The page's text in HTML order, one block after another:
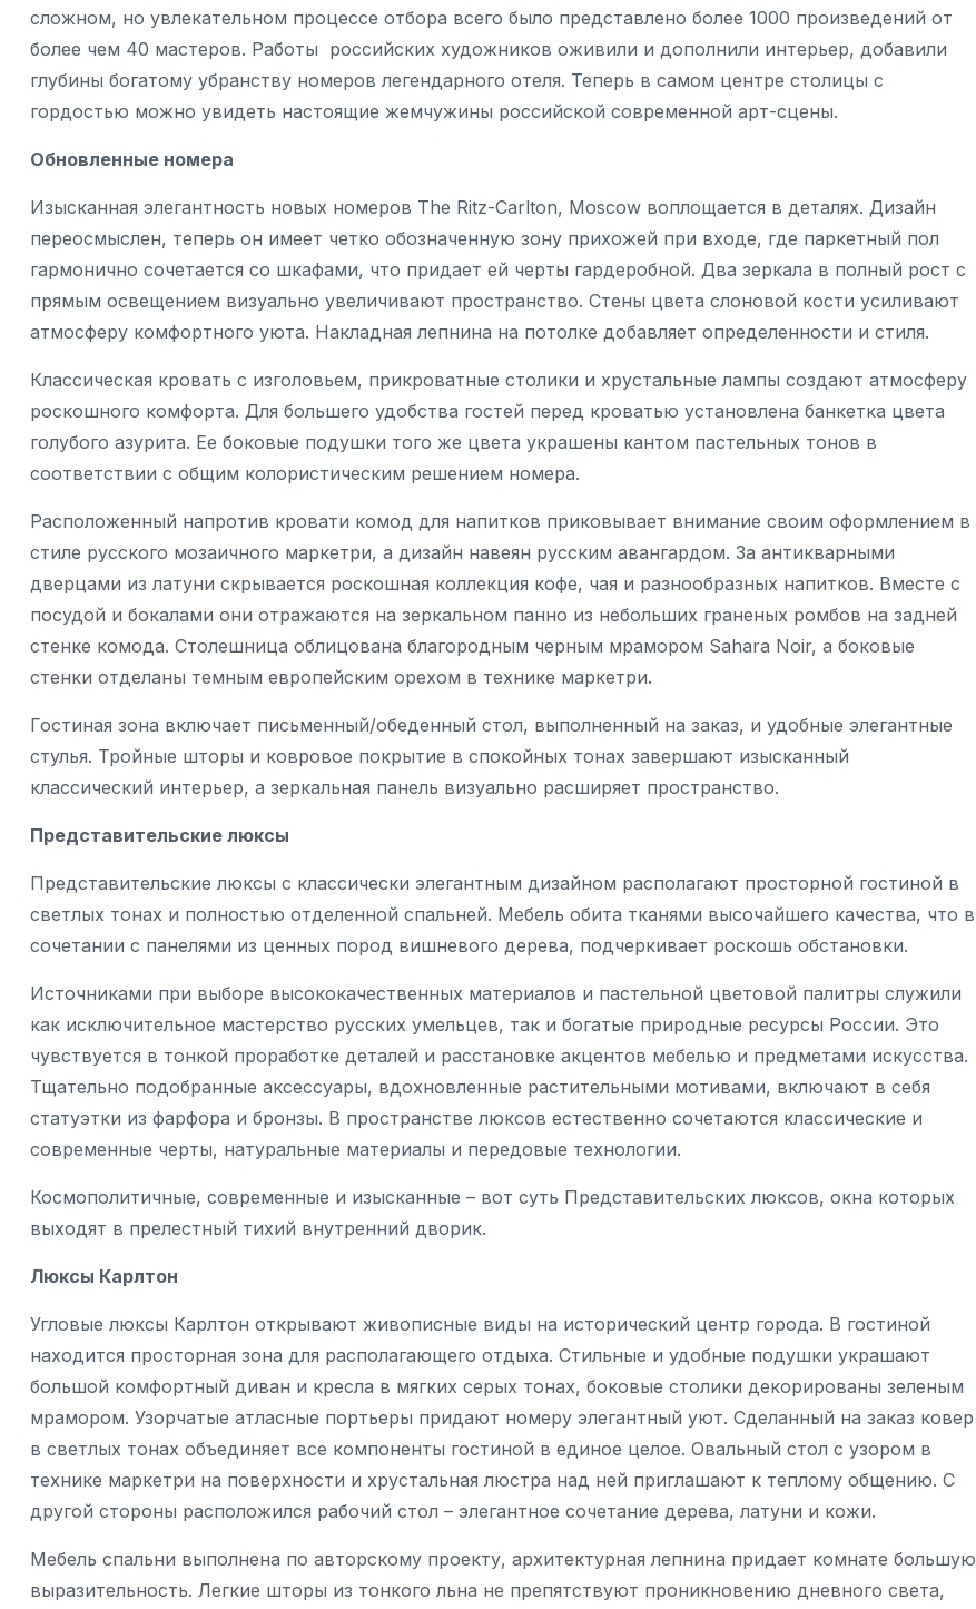
сложном, но увлекательном процессе отбора всего было представлено более 1000 произведений от
более чем 40 мастеров. Работы российских художников оживили и дополнили интерьер, добавили
глубины богатому убранству номеров легендарного отеля. Теперь в самом центре столицы с
гордостью можно увидеть настоящие жемчужины российской современной арт-сцены.
Обновленные номера
Изысканная элегантность новых номеров The Ritz-Carlton, Moscow воплощается в деталях. Дизайн
переосмыслен, теперь он имеет четко обозначенную зону прихожей при входе, где паркетный пол
гармонично сочетается со шкафами, что придает ей черты гардеробной. Два зеркала в полный рост с
прямым освещением визуально увеличивают пространство. Стены цвета слоновой кости усиливают
атмосферу комфортного уюта. Накладная лепнина на потолке добавляет определенности и стиля.
Классическая кровать с изголовьем, прикроватные столики и хрустальные лампы создают атмосферу
роскошного комфорта. Для большего удобства гостей перед кроватью установлена банкетка цвета
голубого азурита. Ее боковые подушки того же цвета украшены кантом пастельных тонов в
соответствии с общим колористическим решением номера.
Расположенный напротив кровати комод для напитков приковывает внимание своим оформлением в
стиле русского мозаичного маркетри, а дизайн навеян русским авангардом. За антикварными
дверцами из латуни скрывается роскошная коллекция кофе, чая и разнообразных напитков. Вместе с
посудой и бокалами они отражаются на зеркальном панно из небольших граненых ромбов на задней
стенке комода. Столешница облицована благородным черным мрамором Sahara Noir, а боковые
стенки отделаны темным европейским орехом в технике маркетри.
Гостиная зона включает письменный/обеденный стол, выполненный на заказ, и удобные элегантные
стулья. Тройные шторы и ковровое покрытие в спокойных тонах завершают изысканный
классический интерьер, а зеркальная панель визуально расширяет пространство.
Представительские люксы
Представительские люксы с классически элегантным дизайном располагают просторной гостиной в
светлых тонах и полностью отделенной спальней. Мебель обита тканями высочайшего качества, что в
сочетании с панелями из ценных пород вишневого дерева, подчеркивает роскошь обстановки.
Источниками при выборе высококачественных материалов и пастельной цветовой палитры служили
как исключительное мастерство русских умельцев, так и богатые природные ресурсы России. Это
чувствуется в тонкой проработке деталей и расстановке акцентов мебелью и предметами искусства.
Тщательно подобранные аксессуары, вдохновленные растительными мотивами, включают в себя
статуэтки из фарфора и бронзы. В пространстве люксов естественно сочетаются классические и
современные черты, натуральные материалы и передовые технологии.
Космополитичные, современные и изысканные – вот суть Представительских люксов, окна которых
выходят в прелестный тихий внутренний дворик.
Люксы Карлтон
Угловые люксы Карлтон открывают живописные виды на исторический центр города. В гостиной
находится просторная зона для располагающего отдыха. Стильные и удобные подушки украшают
большой комфортный диван и кресла в мягких серых тонах, боковые столики декорированы зеленым
мрамором. Узорчатые атласные портьеры придают номеру элегантный уют. Сделанный на заказ ковер
в светлых тонах объединяет все компоненты гостиной в единое целое. Овальный стол с узором в
технике маркетри на поверхности и хрустальная люстра над ней приглашают к теплому общению. С
другой стороны расположился рабочий стол – элегантное сочетание дерева, латуни и кожи.
Мебель спальни выполнена по авторскому проекту, архитектурная лепнина придает комнате большую
выразительность. Легкие шторы из тонкого льна не препятствуют проникновению дневного света,